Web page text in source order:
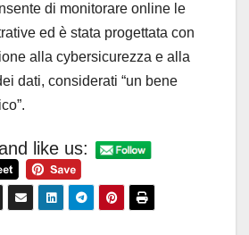
di monitorare online le
ed è stata progettata con
alla cybersicurezza e alla
dati, considerati “un bene
like us: